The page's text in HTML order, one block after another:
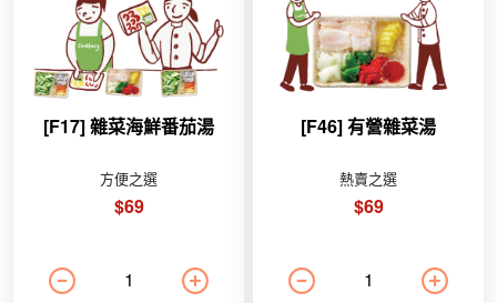
[F17] 雜菜海鮮番茄湯
方便之選
$69
[F46] 有營雜菜湯
熱賣之選
$69